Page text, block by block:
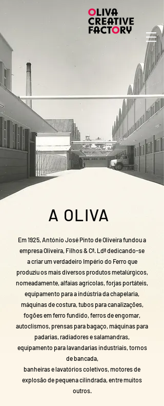
A OLIVA
Em 1925, António José Pinto de Oliveira fundou a
empresa Oliveira, Filhos & Cª. Ldª dedicando-se
a criar um verdadeiro Império do Ferro que
produziu os mais diversos produtos metalúrgicos,
nomeadamente, alfaias agrícolas, forjas portáteis,
equipamento para a indústria da chapelaria,
máquinas de costura, tubos para canalizações,
fogões em ferro fundido, ferros de engomar,
autoclismos, prensas para bagaço, máquinas para
padarias, radiadores e salamandras,
equipamento para lavandarias industriais, tornos
de bancada,
banheiras e lavatórios coletivos, motores de
explosão de pequena cilindrada, entre muitos
outros.